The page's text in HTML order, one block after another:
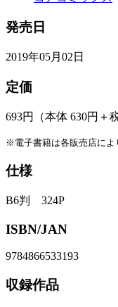
発売日
2019年05月02日
定価
693円 （本体 630円＋
※電子書籍は各販売店によ
仕様
B6判 324P
ISBN/JAN
9784866533193
収録作品